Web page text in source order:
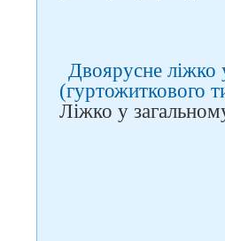
Двоярусне ліжко
(гуртожиткового
Ліжко у